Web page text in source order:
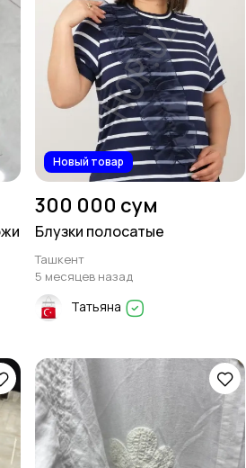
Новый товар
300 000 сум
Блузки полосатые
Ташкент
5 месяцев назад
Татьяна